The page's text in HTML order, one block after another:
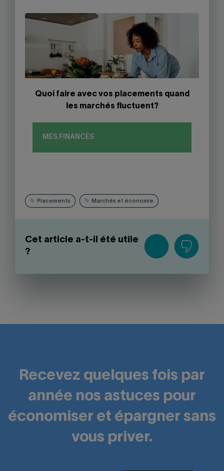
Quoi faire avec vos placements quand
les marchés fluctuent?
MES FINANCES
Placements Marchés et économie
Cet article a-t-il été utile
?
Recevez quelques fois par
année nos astuces pour
économiser et épargner sans
vous priver.